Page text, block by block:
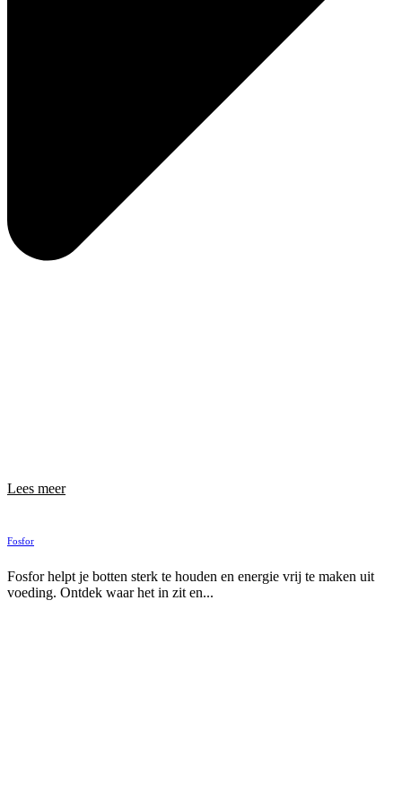
Lees meer
Fosfor
Fosfor helpt je botten sterk te houden en energie vrij te maken uit
voeding. Ontdek waar het in zit en...